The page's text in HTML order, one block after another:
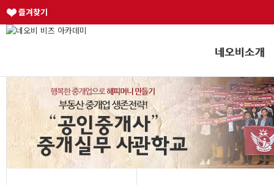
즐겨찾기